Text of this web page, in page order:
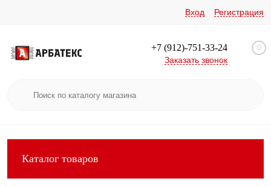
Вход Регистрация
+7 (912)-751-33-24
Заказать звонок
0
Каталог товаров